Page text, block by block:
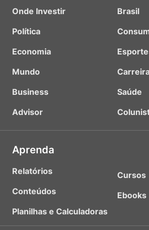
Onde Investir
Política
Economia
Mundo
Business
Advisor
Brasil
Saúde
Aprenda
Relatórios
Conteúdos
Planilhas e Calculadoras
Cursos
Ebooks